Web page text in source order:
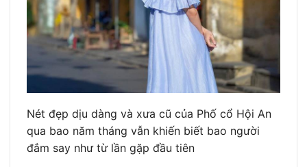
Nét đẹp dịu dàng và xưa cũ của Phố cổ Hội An
qua bao năm tháng vẫn khiến biết bao người
đắm say như từ lần gặp đầu tiên